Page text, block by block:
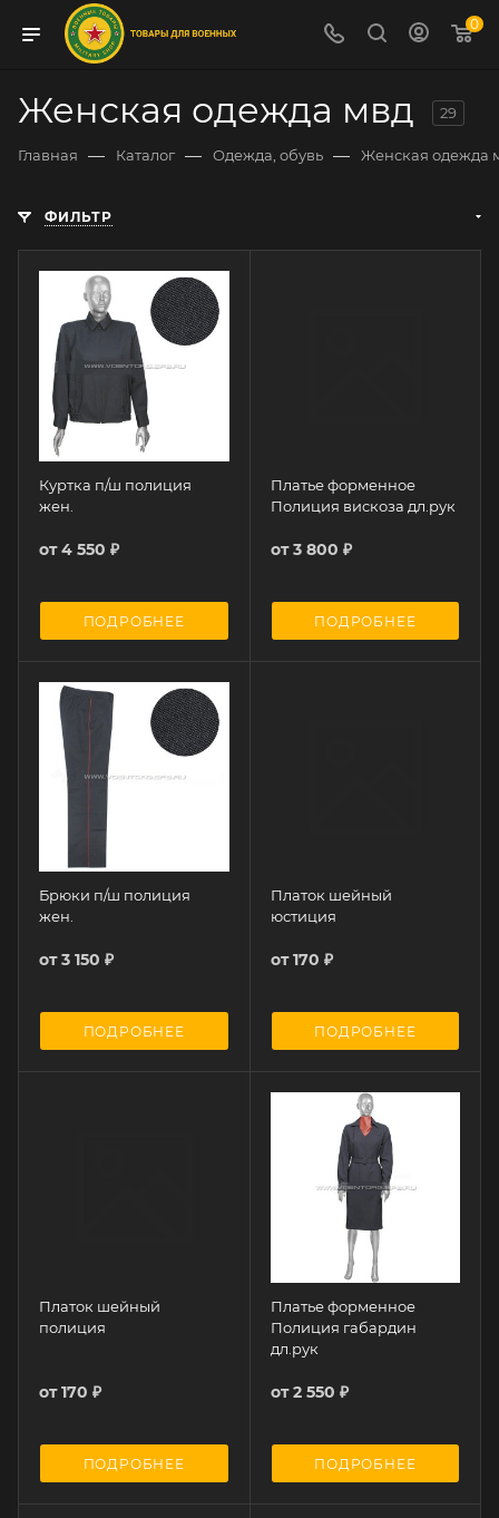
0
Женская одежда мвд 29
Главная — Каталог — Одежда, обувь — Женская одежда
ФИЛЬТР
Куртка п/ш полиция
жен.
от4 550 ₽
ПОДРОБНЕЕ
Платье форменное
Полиция вискоза дл.рук
от3 800 ₽
ПОДРОБНЕЕ
Брюки п/ш полиция
жен.
от3 150 ₽
ПОДРОБНЕЕ
Платок шейный
юстиция
от170 ₽
ПОДРОБНЕЕ
Платок шейный
полиция
от170 ₽
ПОДРОБНЕЕ
Платье форменное
Полиция габардин
дл.рук
от2 550 ₽
ПОДРОБНЕЕ